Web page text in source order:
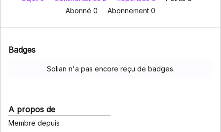
Abonné 0 Abonnement 0
Badges
Solian n'a pas encore reçu de badges.
A propos de
Membre depuis